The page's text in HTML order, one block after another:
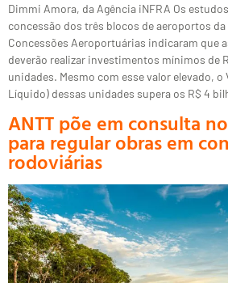
Dimmi Amora, da Agência iNFRA Os
concessão dos três blocos de aeroportos da
Concessões Aeroportuárias indicaram que
deverão realizar investimentos mínimos de
unidades. Mesmo com esse valor elevado, o
Líquido) dessas unidades supera os R$ 4
ANTT põe em consulta
para regular obras em
rodoviárias